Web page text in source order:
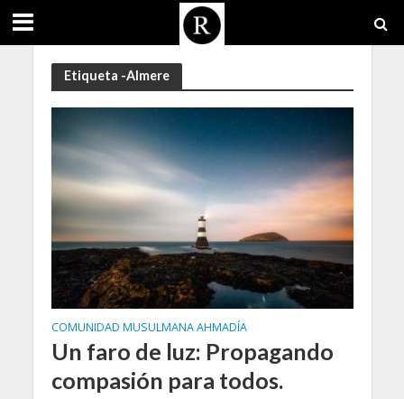
Etiqueta -Almere
COMUNIDAD MUSULMANA AHMADÍA
Un faro de luz: Propagando
compasión para todos.